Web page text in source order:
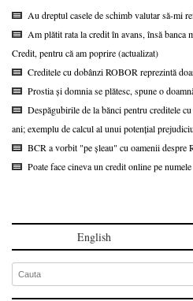
Au dreptul casele de schimb valutar să-mi
Am plătit rata la credit în avans, însă banca
Credit, pentru că am poprire (actualizat)
Creditele cu dobânzi ROBOR reprezintă
Prostia și domnia se plătesc, spune o
Despăgubirile de la bănci pentru creditele
ani; exemplu de calcul al unui potențial prejudiciu
BCR a vorbit "pe șleau" cu oamenii despre
Poate face cineva un credit online pe
English